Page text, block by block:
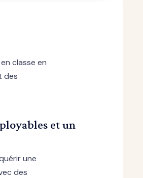
classe en
des
et un
une
des